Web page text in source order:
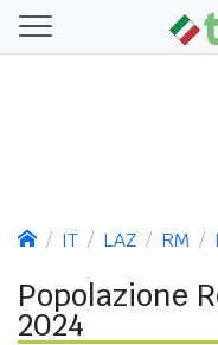
IT LAZ RM
Popolazione
2024